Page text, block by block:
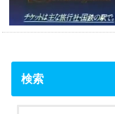
検索